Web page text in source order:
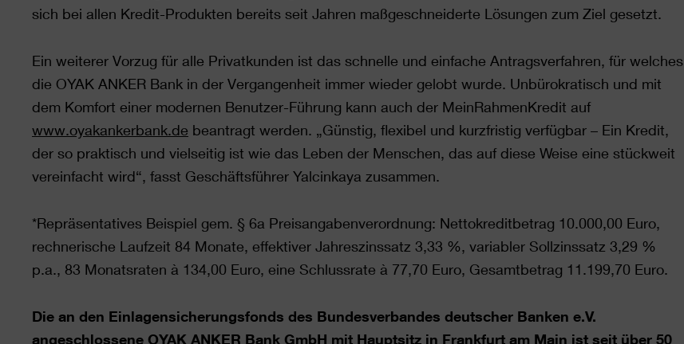
sich bei allen Kredit-Produkten bereits seit Jahren maßgeschneiderte Lösungen zum Ziel gesetzt.
Ein weiterer Vorzug für alle Privatkunden ist das schnelle und einfache Antragsverfahren, für welches
die OYAK ANKER Bank in der Vergangenheit immer wieder gelobt wurde. Unbürokratisch und mit
dem Komfort einer modernen Benutzer-Führung kann auch der MeinRahmenKredit auf
www.oyakankerbank.de beantragt werden. „Günstig, flexibel und kurzfristig verfügbar – Ein Kredit,
der so praktisch und vielseitig ist wie das Leben der Menschen, das auf diese Weise eine stückweit
vereinfacht wird“, fasst Geschäftsführer Yalcinkaya zusammen.
*Repräsentatives Beispiel gem. § 6a Preisangabenverordnung: Nettokreditbetrag 10.000,00 Euro,
rechnerische Laufzeit 84 Monate, effektiver Jahreszinssatz 3,33 %, variabler Sollzinssatz 3,29 %
p.a., 83 Monatsraten à 134,00 Euro, eine Schlussrate à 77,70 Euro, Gesamtbetrag 11.199,70 Euro.
Die an den Einlagensicherungsfonds des Bundesverbandes deutscher Banken e.V.
angeschlossene OYAK ANKER Bank GmbH mit Hauptsitz in Frankfurt am Main ist seit über 50